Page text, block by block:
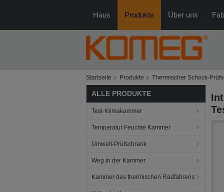
Haus Produkte Über uns
Startseite Produkte Thermischer Schock-
ALLE PRODUKTE
Test-Klimakammer
Temperatur Feuchte Kammer
Umwelt-Prüfschrank
Weg in der Kammer
Kammer des thermischen Radfahrens